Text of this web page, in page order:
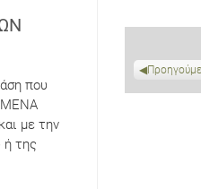
μου
που
με την
ή της